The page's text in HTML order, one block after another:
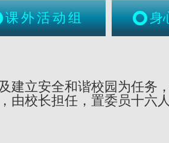
课外活动组 身
建立安全和谐校园为任务
由校长担任，置委员十六人